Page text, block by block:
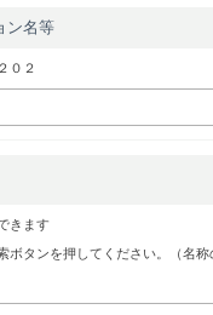
ン名等
０２
きます
ボタンを押してください。（名